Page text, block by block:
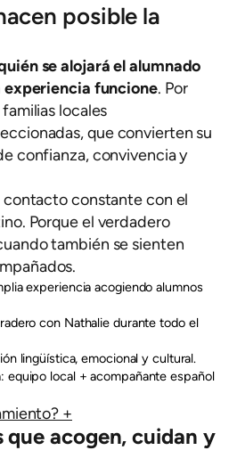
posible la
se alojará el alumnado
experiencia funcione. Por
locales
que convierten su
confianza, convivencia y
contacto constante con el
Porque el verdadero
también se sienten
experiencia acogiendo alumnos
con Nathalie durante todo el
lingüística, emocional y cultural.
equipo local + acompañante español
+
que acogen, cuidan y